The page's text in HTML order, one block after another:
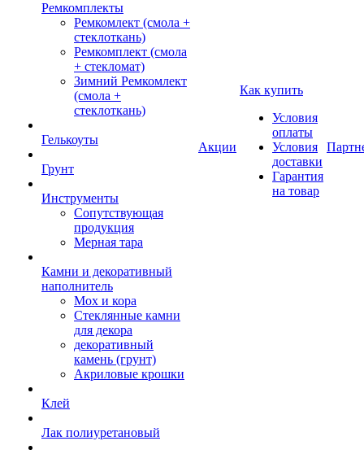
Ремкомплекты
Ремкомлект (смола +
стеклоткань)
Ремкомплект (смола
+ стекломат)
Зимний Ремкомлект
(смола +
стеклоткань)
Гелькоуты
Грунт
Инструменты
Сопутствующая
продукция
Мерная тара
Камни и декоративный
наполнитель
Мох и кора
Стеклянные камни
для декора
декоративный
камень (грунт)
Акриловые крошки
Клей
Лак полиуретановый
Акции
Как купить
Условия
оплаты
Условия
доставки
Гарантия
на товар